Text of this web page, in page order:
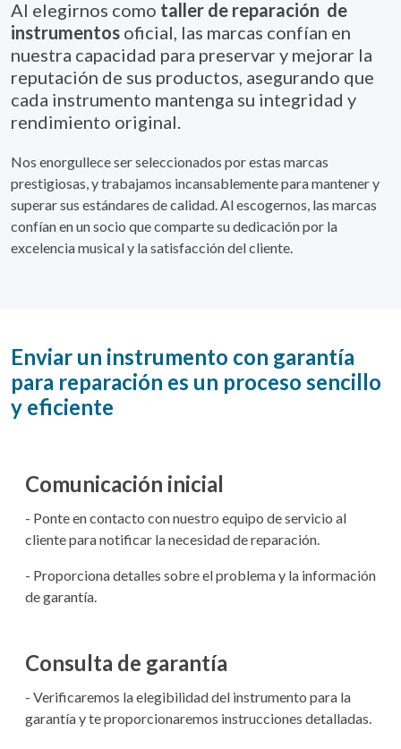
Al elegirnos como taller de reparación de
instrumentos oficial, las marcas confían en
nuestra capacidad para preservar y mejorar la
reputación de sus productos, asegurando que
cada instrumento mantenga su integridad y
rendimiento original.
Nos enorgullece ser seleccionados por estas marcas
prestigiosas, y trabajamos incansablemente para mantener y
superar sus estándares de calidad. Al escogernos, las marcas
confían en un socio que comparte su dedicación por la
excelencia musical y la satisfacción del cliente.
Enviar un instrumento con garantía
para reparación es un proceso sencillo
y eficiente
Comunicación inicial
- Ponte en contacto con nuestro equipo de servicio al
cliente para notificar la necesidad de reparación.
- Proporciona detalles sobre el problema y la información
de garantía.
Consulta de garantía
- Verificaremos la elegibilidad del instrumento para la
garantía y te proporcionaremos instrucciones detalladas.